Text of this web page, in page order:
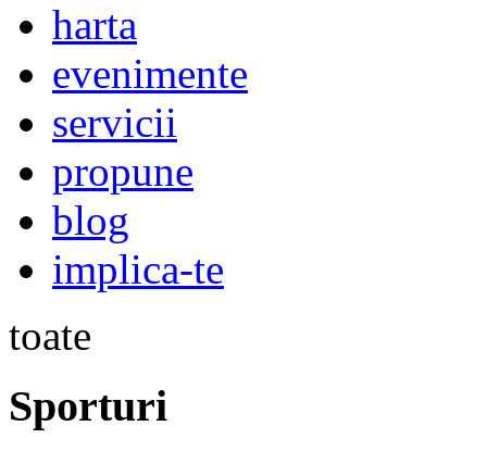
harta
evenimente
servicii
propune
blog
implica-te
toate
Sporturi